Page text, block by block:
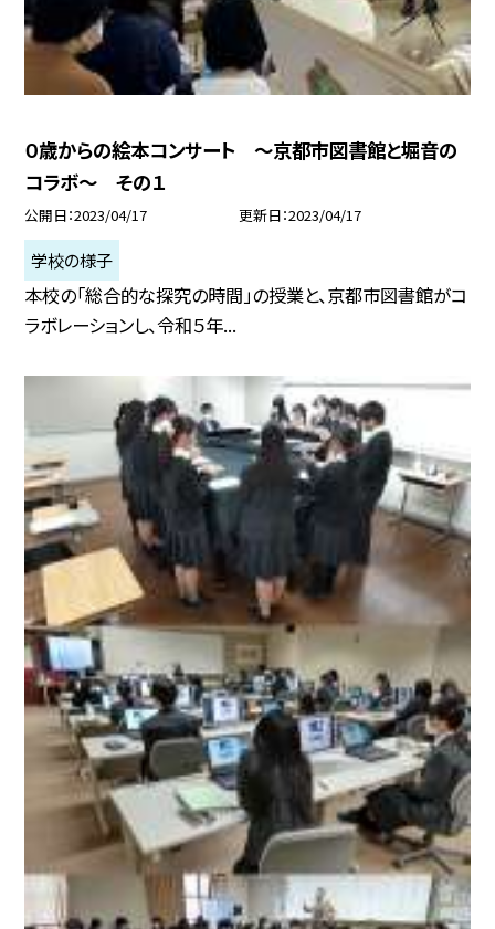
０歳からの絵本コンサート 〜京都市図書館と堀音の
コラボ〜 その１
公開日 2023/04/17 更新日 2023/04/17
学校の様子
本校の「総合的な探究の時間」の授業と、京都市図書館がコ
ラボレーションし、令和５年...